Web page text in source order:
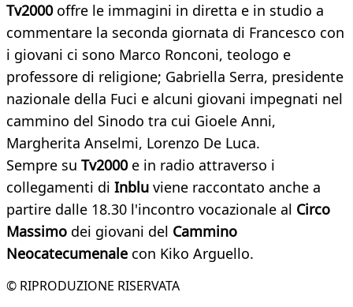
Tv2000offre le immagini in diretta e in studio a
commentare la seconda giornata di Francesco con
i giovani ci sono Marco Ronconi, teologo e
professore di religione; Gabriella Serra, presidente
nazionale della Fuci e alcuni giovani impegnati nel
cammino del Sinodo tra cui Gioele Anni,
Margherita Anselmi, Lorenzo De Luca.
Sempre su Tv2000 e in radio attraverso i
collegamenti di Inblu viene raccontato anche a
partire dalle 18.30 l'incontro vocazionale al Circo
Massimo dei giovani del Cammino
Neocatecumenale con Kiko Arguello.
© RIPRODUZIONE RISERVATA